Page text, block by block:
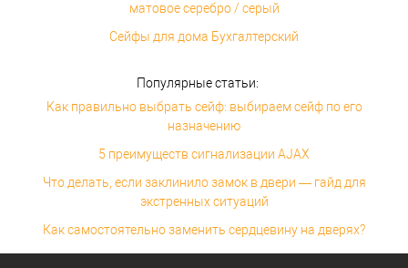
матовое серебро / серый
Сейфы для дома Бухгалтерский
Популярные статьи:
Как правильно выбрать сейф: выбираем сейф по его
назначению
5 преимуществ сигнализации AJAX
Что делать, если заклинило замок в двери — гайд для
экстренных ситуаций
Как самостоятельно заменить сердцевину на дверях?